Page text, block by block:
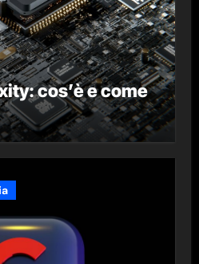
cos’è e come